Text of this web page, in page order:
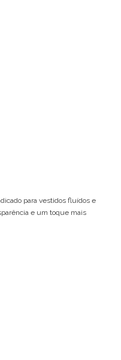
para vestidos fluídos e
e um toque mais